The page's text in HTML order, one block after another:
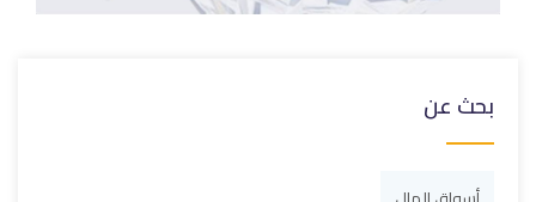
بحث عن